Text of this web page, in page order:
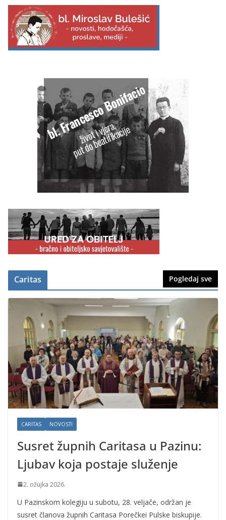
Caritas Pogledaj sve
CARITAS NOVOSTI
Susret župnih Caritasa u Pazinu:
Ljubav koja postaje služenje
2. ožujka 2026.
U Pazinskom kolegiju u subotu, 28. veljače, održan je
susret članova župnih Caritasa Porečkei Pulske biskupije.